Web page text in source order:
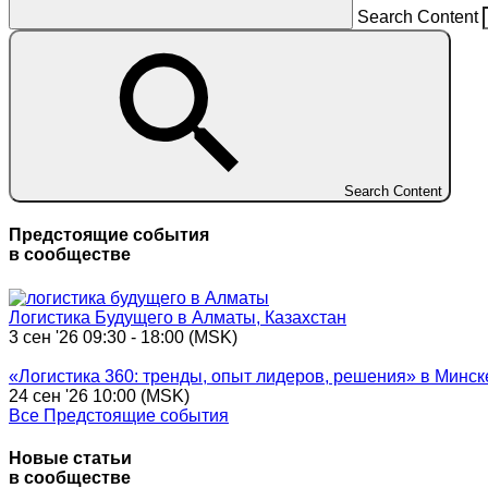
Search Content
Search Content
Предстоящие события
в сообществе
Логистика Будущего в Алматы, Казахстан
3 сен '26 09:30 - 18:00 (MSK)
«Логистика 360: тренды, опыт лидеров, решения» в
24 сен '26 10:00 (MSK)
Все Предстоящие события
Новые статьи
в сообществе